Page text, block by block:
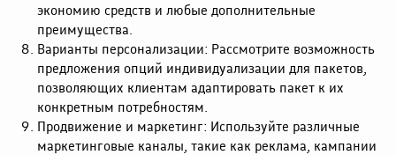
экономию средств и любые дополнительные
преимущества.
Варианты персонализации: Рассмотрите возможность
предложения опций индивидуализации для пакетов,
позволяющих клиентам адаптировать пакет к их
конкретным потребностям.
Продвижение и маркетинг: Используйте различные
маркетинговые каналы, такие как реклама, кампании